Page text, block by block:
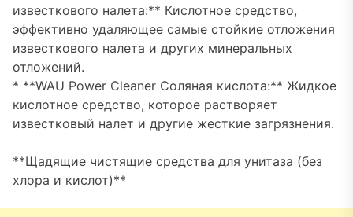
известкового налета:** Кислотное средство,
эффективно удаляющее самые стойкие отложения
известкового налета и других минеральных
отложений.
* **WAU Power Cleaner Соляная кислота:** Жидкое
кислотное средство, которое растворяет
известковый налет и другие жесткие загрязнения.
**Щадящие чистящие средства для унитаза (без
хлора и кислот)**